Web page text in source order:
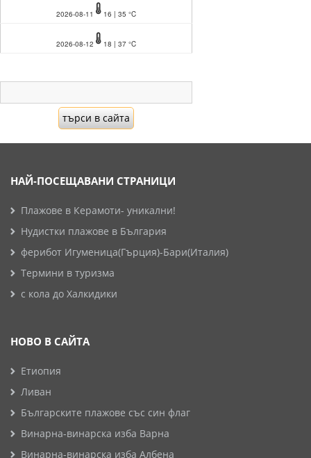
2026-08-11 16 | 35 °C
2026-08-12 18 | 37 °C
НАЙ-ПОСЕЩАВАНИ СТРАНИЦИ
Плажове в Керамоти- уникални!
Нудистки плажове в България
ферибот Игуменица(Гърция)-Бари(Италия)
Термини в туризма
с кола до Халкидики
НОВО В САЙТА
Етиопия
Ливан
Българските плажове със син флаг
Винарна-винарска изба Варна
Винарна-винарска изба Албена